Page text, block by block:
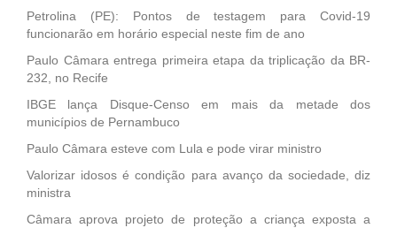
Petrolina (PE): Pontos de testagem para Covid-19
funcionarão em horário especial neste fim de ano
Paulo Câmara entrega primeira etapa da triplicação da BR-
232, no Recife
IBGE lança Disque-Censo em mais da metade dos
municípios de Pernambuco
Paulo Câmara esteve com Lula e pode virar ministro
Valorizar idosos é condição para avanço da sociedade, diz
ministra
Câmara aprova projeto de proteção a criança exposta a